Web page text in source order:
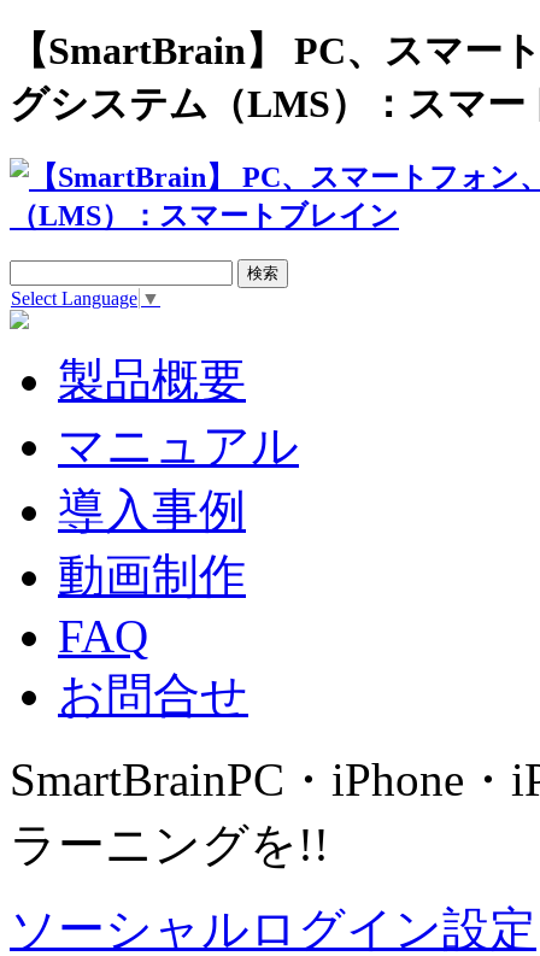
【SmartBrain】 PC、スマー
グシステム（LMS）：スマー
Select Language ▼
製品概要
マニュアル
導入事例
動画制作
FAQ
お問合せ
SmartBrainPC・iPhone・
ラーニングを!!
ソーシャルログイン設定